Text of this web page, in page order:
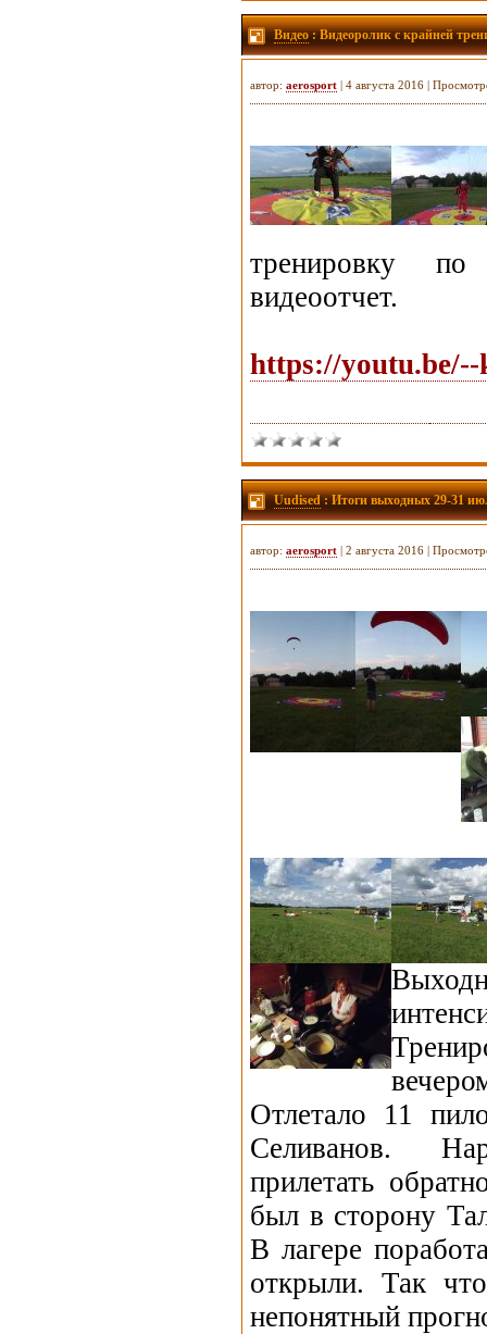
Видео: Видеоролик с крайней
автор: aerosport | 4 августа 2016 |
тренировку
видеоотчет.
https://youtu.be/--
Uudised: Итоги выходных 29-31
автор: aerosport | 2 августа 2016 |
Отлетало 11
Селиванов.
прилетать
был в сторону
В лагере
открыли. Так
непонятный